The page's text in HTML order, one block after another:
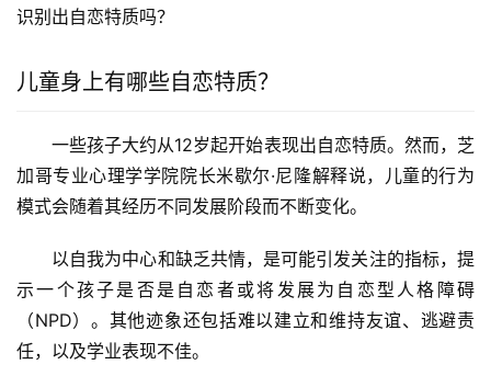
识别出自恋特质吗？
儿童身上有哪些自恋特质？
一些孩子大约从12岁起开始表现出自恋特质。然而，芝
加哥专业心理学学院院长米歇尔·尼隆解释说，儿童的行为
模式会随着其经历不同发展阶段而不断变化。
以自我为中心和缺乏共情，是可能引发关注的指标，提
示一个孩子是否是自恋者或将发展为自恋型人格障碍
（NPD）。其他迹象还包括难以建立和维持友谊、逃避责
任，以及学业表现不佳。